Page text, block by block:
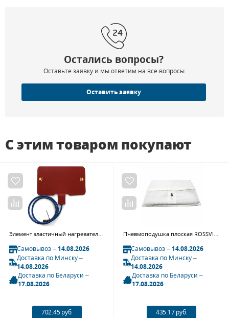
Остались вопросы?
Оставьте заявку и мы ответим на все вопросы
Оставить заявку
С этим товаром покупают
Элемент эластичный нагревательный 490х300-T* ROSSVIK ELM.49.30.T.
Самовывоз –14.08.2026
Доставка по Минску –
14.08.2026
Доставка по Беларуси –
17.08.2026
702.45 руб.
Пневмоподушка плоская ROSSVIK PP.57.37. (570х370, в чехле)
Самовывоз –14.08.2026
Доставка по Минску –
14.08.2026
Доставка по Беларуси –
17.08.2026
435.17 руб.